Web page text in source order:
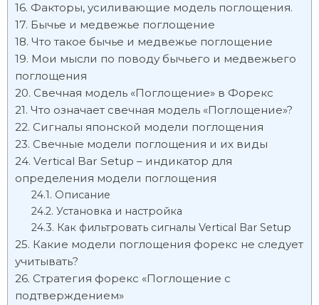
Факторы, усиливающие модель поглощения.
Бычье и медвежье поглощение
Что такое бычье и медвежье поглощение
Мои мысли по поводу бычьего и медвежьего
поглощения
Свечная модель «Поглощение» в Форекс
Что означает свечная модель «Поглощение»?
Сигналы японской модели поглощения
Свечные модели поглощения и их виды
Vertical Bar Setup – индикатор для
определения модели поглощения
Описание
Установка и настройка
Как фильтровать сигналы Vertical Bar Setup
Какие модели поглощения форекс не следует
учитывать?
Стратегия форекс «Поглощение с
подтверждением»